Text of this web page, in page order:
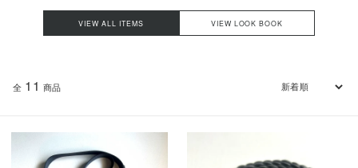
VIEW ALL ITEMS VIEW LOOK BOOK
全 11 商品